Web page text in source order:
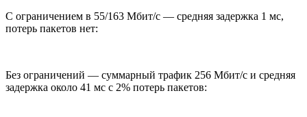
С ограничением в 55/163 Мбит/с — средняя задержка 1 мс,
потерь пакетов нет:
Без ограничений — суммарный трафик 256 Мбит/с и средняя
задержка около 41 мс с 2% потерь пакетов: